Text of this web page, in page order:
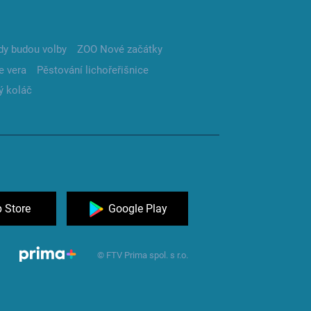
budou volby
ZOO Nové začátky
vera
Pěstování lichořeřišnice
koláč
Store Google Play
© FTV Prima spol. s r.o.